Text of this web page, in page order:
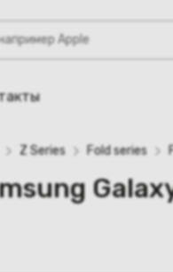
Z Fold7 SM-F966B/
Z Series Fold series